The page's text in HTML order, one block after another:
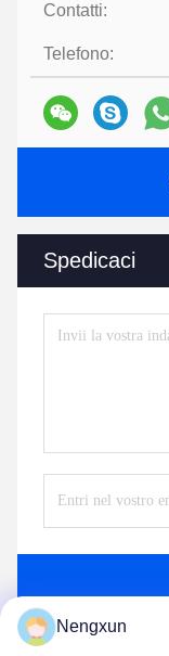
Contatti:
Telefono:
Spedicaci
Nengxun